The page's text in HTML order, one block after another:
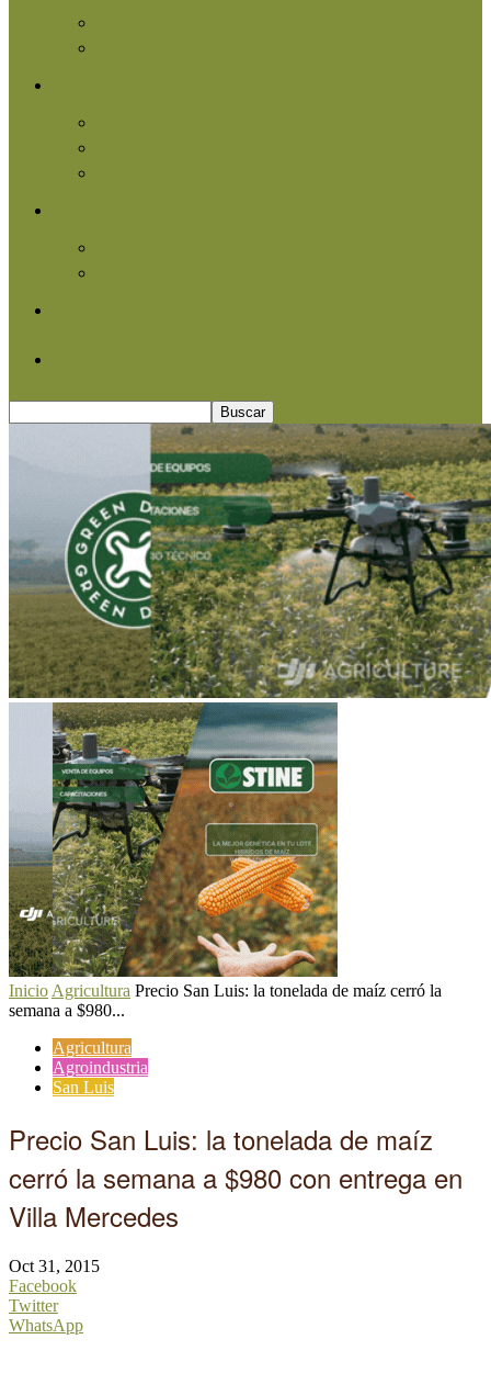
Inicio Agricultura Precio San Luis: la tonelada de maíz cerró la
semana a $980...
Agricultura
Agroindustria
San Luis
Precio San Luis: la tonelada de maíz
cerró la semana a $980 con entrega en
Villa Mercedes
Oct 31, 2015
Facebook
Twitter
WhatsApp